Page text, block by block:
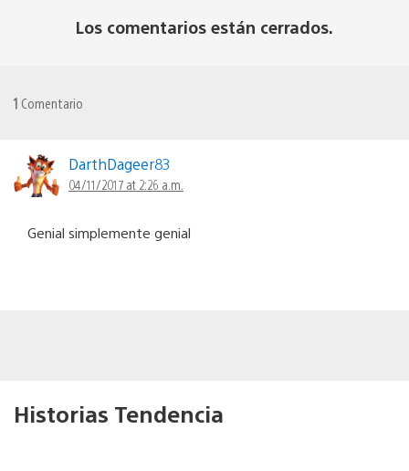
Los comentarios están cerrados.
1 Comentario
DarthDageer83
04/11/2017 at 2:26 a.m.
Genial simplemente genial
Historias Tendencia